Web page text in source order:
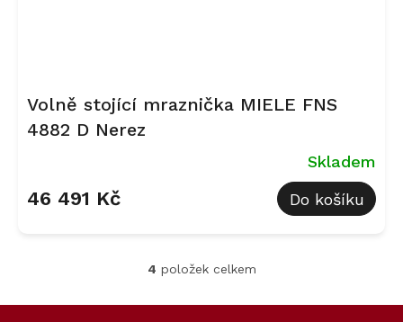
Volně stojící mraznička MIELE FNS
4882 D Nerez
Skladem
46 491 Kč Do košíku
O
l
4 položek celkem